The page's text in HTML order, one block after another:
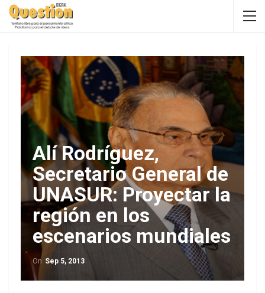
Alí Rodríguez,
Secretario General de
UNASUR: Proyectar la
región en los
escenarios mundiales
On Sep 5, 2013